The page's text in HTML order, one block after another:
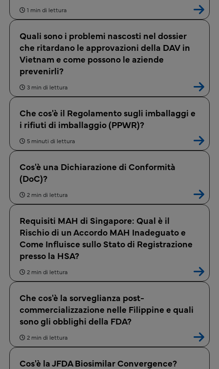
1 min di lettura
Quali sono i problemi nascosti nel dossier
che ritardano le approvazioni della DAV in
Vietnam e come possono le aziende
prevenirli?
3 min di lettura
Che cos'è il Regolamento sugli imballaggi e
i rifiuti di imballaggio (PPWR)?
5 minuti di lettura
Cos'è una Dichiarazione di Conformità
(DoC)?
2 min di lettura
Requisiti MAH di Singapore: Qual è il
Rischio di un Accordo MAH Inadeguato e
Come Influisce sullo Stato di Registrazione
presso la HSA?
2 min di lettura
Che cos'è la sorveglianza post-
commercializzazione nelle Filippine e quali
sono gli obblighi della FDA?
2 min di lettura
Cos'è la JFDA Biosimilar Convergence?